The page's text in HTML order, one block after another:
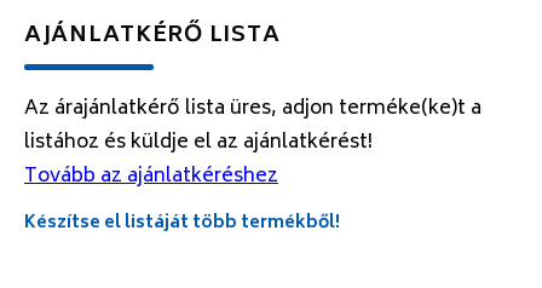
AJÁNLATKÉRŐ LISTA
Az árajánlatkérő lista üres, adjon terméke(ke)t a
listához és küldje el az ajánlatkérést!
Tovább az ajánlatkéréshez
Készítse el listáját több termékből!